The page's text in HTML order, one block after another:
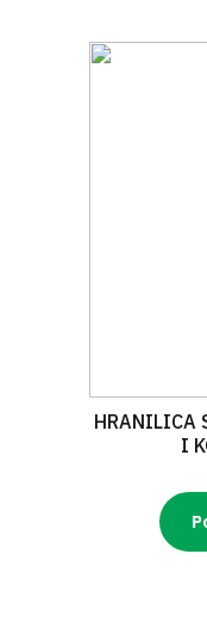
HRANILICA
I